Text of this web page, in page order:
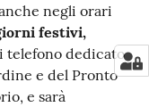
negli orari
festivi,
telefono dedicato
e del Pronto
e sarà